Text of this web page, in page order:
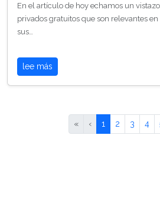
En el artículo de hoy echamos un
privados gratuitos que son relevantes
sus…
lee más
« ‹ 1 2 3 4